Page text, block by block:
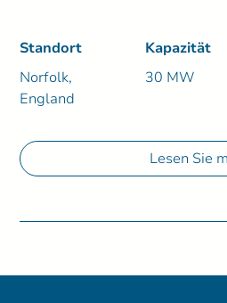
Standort
Norfolk,
England
Kapazität
30 MW
Lesen Sie